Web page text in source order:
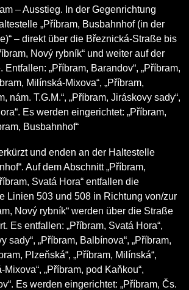
– Ausstieg. In der Gegenrichtung
„Příbram, Busbahnhof (in der
– direkt über die Březnická-Straße bis
Nový rybník“ und weiter auf der
Entfallen: „Příbram, Barandov“, „Příbram,
Milínská-Mixova“, „Příbram,
nám. T.G.M.“, „Příbram, Jiráskovy sady“,
Es werden eingerichtet: „Příbram,
Busbahnhof“
und enden an der Haltestelle
Auf dem Abschnitt „Příbram,
Svatá Hora“ entfallen die
Linien 503 und 508 in Richtung von/zur
Nový rybník“ werden über die Straße
Es entfallen: „Příbram, Svatá Hora“,
sady“, „Příbram, Balbínova“, „Příbram,
Plzeňská“, „Příbram, Milínská“,
Mixova“, „Příbram, pod Kaňkou“,
Es werden eingerichtet: „Příbram, Čs.